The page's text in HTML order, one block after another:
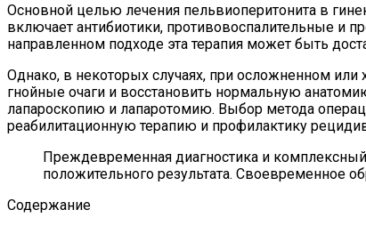
Основной целью лечения пельвиоперитонита в
включает антибиотики, противовоспалительные и
направленном подходе эта терапия может быть
Однако, в некоторых случаях, при осложненном или
гнойные очаги и восстановить нормальную
лапароскопию и лапаротомию. Выбор метода
реабилитационную терапию и профилактику
Преждевременная диагностика и
положительного результата. Своевременное
Содержание